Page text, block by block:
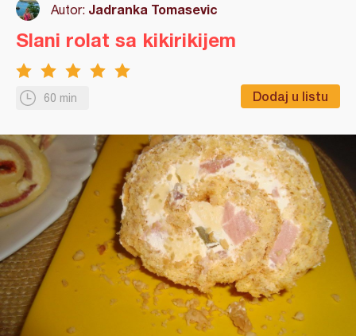
Autor: Jadranka Tomasevic
60 min Dodaj u listu
Slani rolat sa kikirikijem